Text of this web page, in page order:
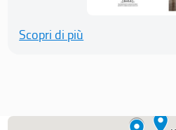
Scopri di più